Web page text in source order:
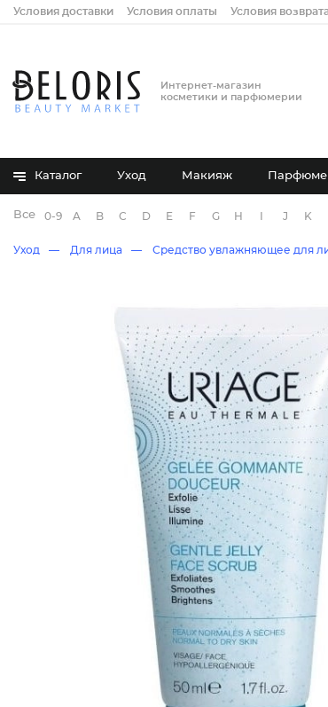
Условия доставки Условия оплаты Условия
Интернет-магазин
косметики и парфюмерии
Каталог Уход Макияж
Все бренды
0-9 A B C D E F G H J K
Уход Для лица Средство увлажняющее для